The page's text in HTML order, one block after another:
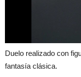
Duelo realizado con
fantasía clásica.